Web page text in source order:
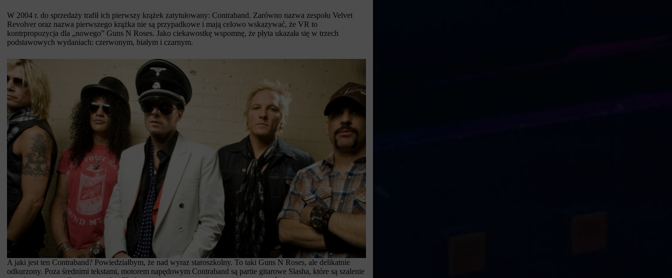
W 2004 r. do sprzedaży trafił ich pierwszy krążek zatytułowany: Contraband. Zarówno nazwa zespołu Velvet
Revolver oraz nazwa pierwszego krążka nie są przypadkowe i mają celowo wskazywać, że VR to
kontrpropozycja dla „nowego” Guns N Roses. Jako ciekawostkę wspomnę, że płyta ukazała się w trzech
podstawowych wydaniach: czerwonym, białym i czarnym.
A jaki jest ten Contraband? Powiedziałbym, że nad wyraz staroszkolny. To taki Guns N Roses, ale delikatnie
odkurzony. Poza średnimi tekstami, motorem napędowym Contraband są partie gitarowe Slasha, które są szalenie